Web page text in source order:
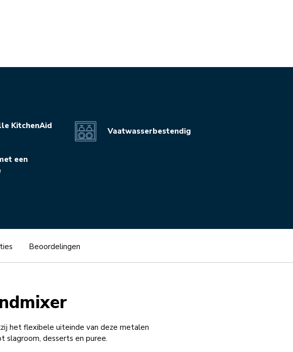
KitchenAid
een
Vaatwasserbestendig
Beoordelingen
het flexibele uiteinde van deze metalen
slagroom, desserts en puree.